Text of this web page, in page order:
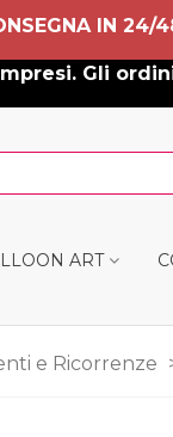
IN 24/
Gli
ART
e Ricorrenze